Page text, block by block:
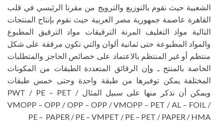
الشعبية حيث نقوم بالتوزيع والترويج من مقرنا الرئيسي في قلب
القاهرة عاصمة جمهورية مصر العربية حيث نقوم بإنتاج المنتجات
التالية مواد التغليف المرنة الترقيقات مواد الترقيق المطبوع
والمواد المطبوعة حتى ثمانية ألوان والتي تكون مرققة على شكل
منتظم أو غير المنتظم بالاعتماد على خصائص الحاجز والمتطلبات
الخاصة بالمنتج ـ وإن الرقائق المتعددة الطبقات من المكونات
المختلفة يمكن توفيرها من طبقة واحدة وحتى خمس طبقات
ويمكن أن نذكر منها على سبيل المثال PWT / PE – PET /
VMOPP – OPP / OPP – OPP / VMOPP – PET / AL – FOIL /
PE – PAPER / PE – VMPET / PE – PET / PAPER / HMA